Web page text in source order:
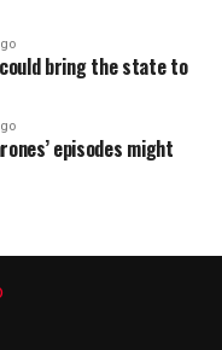
bring the state to
episodes might